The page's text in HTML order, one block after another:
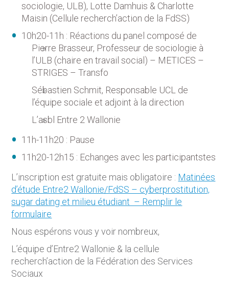
sociologie, ULB), Lotte Damhuis & Charlotte
Maisin (Cellule recherch’action de la FdSS)
10h20-11h : Réactions du panel composé de
Pierre Brasseur, Professeur de sociologie à
l’ULB (chaire en travail social) – METICES –
STRIGES – Transfo
Sébastien Schmit, Responsable UCL de
l’équipe sociale et adjoint à la direction
L’asbl Entre 2 Wallonie
11h-11h20 : Pause
11h20-12h15 : Echanges avec les participantstes
L’inscription est gratuite mais obligatoire : Matinées
d’étude Entre2 Wallonie/FdSS – cyberprostitution,
sugar dating et milieu étudiant – Remplir le
formulaire
Nous espérons vous y voir nombreux,
L’équipe d’Entre2 Wallonie & la cellule
recherch’action de la Fédération des Services
Sociaux